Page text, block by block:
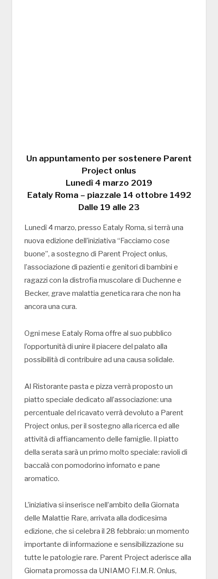
Un appuntamento per sostenere Parent
Project onlus
Lunedì 4 marzo 2019
Eataly Roma – piazzale 14 ottobre 1492
Dalle 19 alle 23
Lunedì 4 marzo, presso Eataly Roma, si terrà una
nuova edizione dell’iniziativa “Facciamo cose
buone”, a sostegno di Parent Project onlus,
l’associazione di pazienti e genitori di bambini e
ragazzi con la distrofia muscolare di Duchenne e
Becker, grave malattia genetica rara che non ha
ancora una cura.
Ogni mese Eataly Roma offre al suo pubblico
l’opportunità di unire il piacere del palato alla
possibilità di contribuire ad una causa solidale.
Al Ristorante pasta e pizza verrà proposto un
piatto speciale dedicato all’associazione: una
percentuale del ricavato verrà devoluto a Parent
Project onlus, per il sostegno alla ricerca ed alle
attività di affiancamento delle famiglie. Il piatto
della serata sarà un primo molto speciale: ravioli di
baccalà con pomodorino infornato e pane
aromatico.
L’iniziativa si inserisce nell’ambito della Giornata
delle Malattie Rare, arrivata alla dodicesima
edizione, che si celebra il 28 febbraio: un momento
importante di informazione e sensibilizzazione su
tutte le patologie rare. Parent Project aderisce alla
Giornata promossa da UNIAMO F.I.M.R. Onlus,